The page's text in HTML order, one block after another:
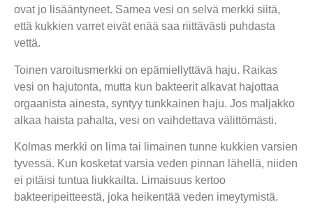
ovat jo lisääntyneet. Samea vesi on selvä merkki siitä,
että kukkien varret eivät enää saa riittävästi puhdasta
vettä.
Toinen varoitusmerkki on epämiellyttävä haju. Raikas
vesi on hajutonta, mutta kun bakteerit alkavat hajottaa
orgaanista ainesta, syntyy tunkkainen haju. Jos maljakko
alkaa haista pahalta, vesi on vaihdettava välittömästi.
Kolmas merkki on lima tai limainen tunne kukkien varsien
tyvessä. Kun kosketat varsia veden pinnan lähellä, niiden
ei pitäisi tuntua liukkailta. Limaisuus kertoo
bakteeripeitteestä, joka heikentää veden imeytymistä.